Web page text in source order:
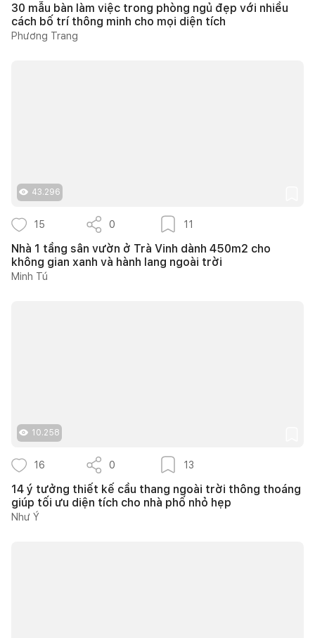
30 mẫu bàn làm việc trong phòng ngủ đẹp với nhiều
cách bố trí thông minh cho mọi diện tích
Phương Trang
43.296
15 0 11
Nhà 1 tầng sân vườn ở Trà Vinh dành 450m2 cho
không gian xanh và hành lang ngoài trời
Minh Tú
10.258
16 0 13
14 ý tưởng thiết kế cầu thang ngoài trời thông thoáng
giúp tối ưu diện tích cho nhà phố nhỏ hẹp
Như Ý